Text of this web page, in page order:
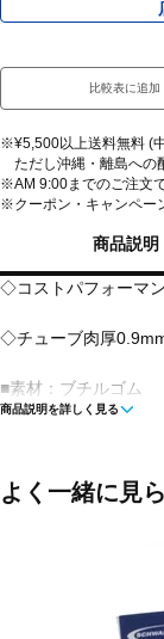
比較表に追加
※¥5,500以上送料無料 (
ただし沖縄・離島への
※AM 9:00までのご注文
※クーポン・キャンペー
商品説明
◇コストパフォーマ
◇チューブ肉厚
■素材：ブチルゴム
■生産国：中国
商品説明を詳しく見る
よく一緒に見